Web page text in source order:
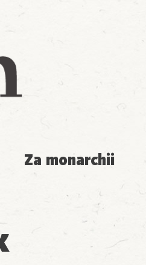
Za monarchii